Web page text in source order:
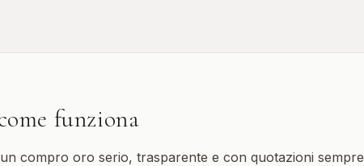
funziona
compro oro serio, trasparente e con quotazioni sempre